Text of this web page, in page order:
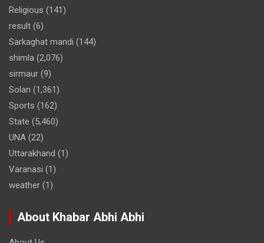
Religious (141)
result (6)
Sarkaghat mandi (144)
shimla (2,076)
sirmaur (9)
Solan (1,361)
Sports (162)
State (5,460)
UNA (22)
Uttarakhand (1)
Varanasi (1)
weather (1)
About Khabar Abhi Abhi